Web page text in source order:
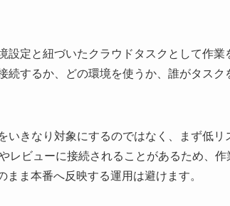
設定と紐づいたクラウドタスクとして作業
続するか、どの環境を使うか、誰がタス
いきなり対象にするのではなく、まず低
レビューに接続されることがあるため、
ま本番へ反映する運用は避けます。